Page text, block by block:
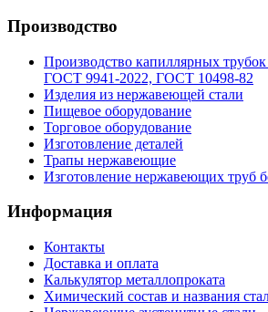
Производство
Производство капиллярных
ГОСТ 9941-2022, ГОСТ 10498-82
Изделия из нержавеющей стали
Пищевое оборудование
Торговое оборудование
Изготовление деталей
Трапы нержавеющие
Изготовление нержавеющих труб
Информация
Контакты
Доставка и оплата
Калькулятор металлопроката
Химический состав и названия